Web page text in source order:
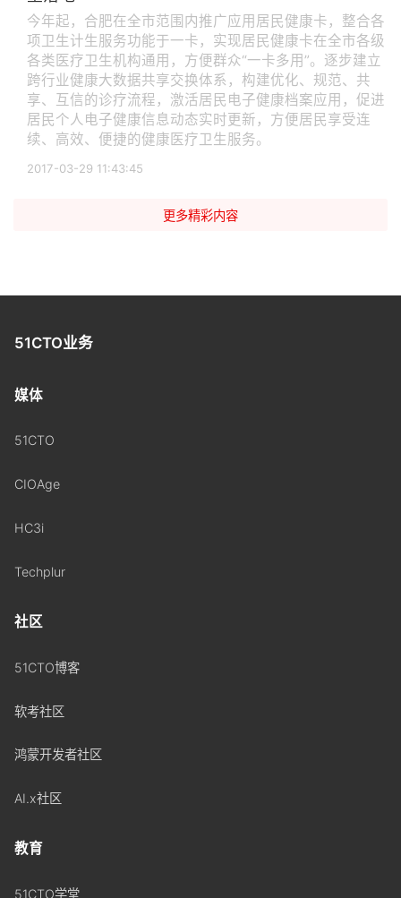
今年起，合肥在全市范围内推广应用居民健康卡，整合各
项卫生计生服务功能于一卡，实现居民健康卡在全市各级
各类医疗卫生机构通用，方便群众“一卡多用”。逐步建立
跨行业健康大数据共享交换体系，构建优化、规范、共
享、互信的诊疗流程，激活居民电子健康档案应用，促进
居民个人电子健康信息动态实时更新，方便居民享受连
续、高效、便捷的健康医疗卫生服务。
2017-03-29 11:43:45
更多精彩内容
51CTO业务
媒体
51CTO
CIOAge
HC3i
Techplur
社区
51CTO博客
软考社区
鸿蒙开发者社区
AI.x社区
教育
51CTO学堂